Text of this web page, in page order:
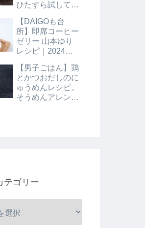
ひたすら試してラ
日【サタデープラ
ス】
【DAIGOも台
所】即席コーヒー
ゼリー 山本ゆり
レシピ｜2024年8
【男子ごはん】鶏
とかつおだしのに
ゅうめんレシピ。
そうめんアレンジ
テゴリー